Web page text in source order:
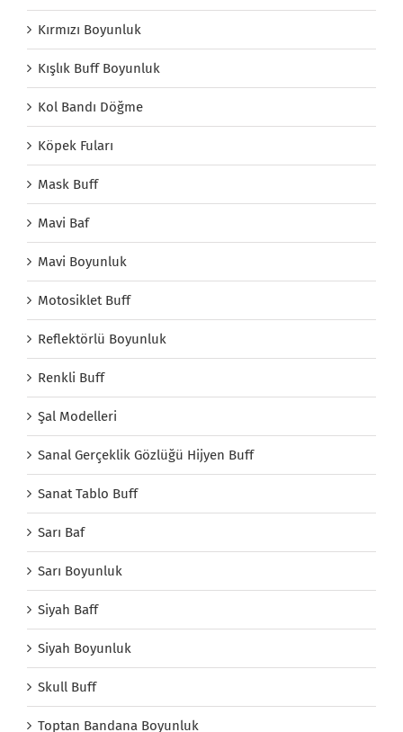
Kırmızı Boyunluk
Kışlık Buff Boyunluk
Kol Bandı Döğme
Köpek Fuları
Mask Buff
Mavi Baf
Mavi Boyunluk
Motosiklet Buff
Reflektörlü Boyunluk
Renkli Buff
Şal Modelleri
Sanal Gerçeklik Gözlüğü Hijyen Buff
Sanat Tablo Buff
Sarı Baf
Sarı Boyunluk
Siyah Baff
Siyah Boyunluk
Skull Buff
Toptan Bandana Boyunluk